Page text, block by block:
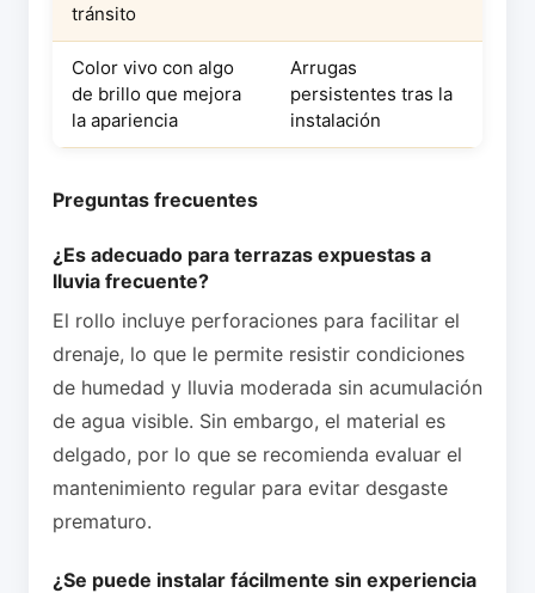
tránsito
Color vivo con algo
de brillo que mejora
la apariencia
Arrugas
persistentes tras la
instalación
Preguntas frecuentes
¿Es adecuado para terrazas expuestas a
lluvia frecuente?
El rollo incluye perforaciones para facilitar el
drenaje, lo que le permite resistir condiciones
de humedad y lluvia moderada sin acumulación
de agua visible. Sin embargo, el material es
delgado, por lo que se recomienda evaluar el
mantenimiento regular para evitar desgaste
prematuro.
¿Se puede instalar fácilmente sin experiencia